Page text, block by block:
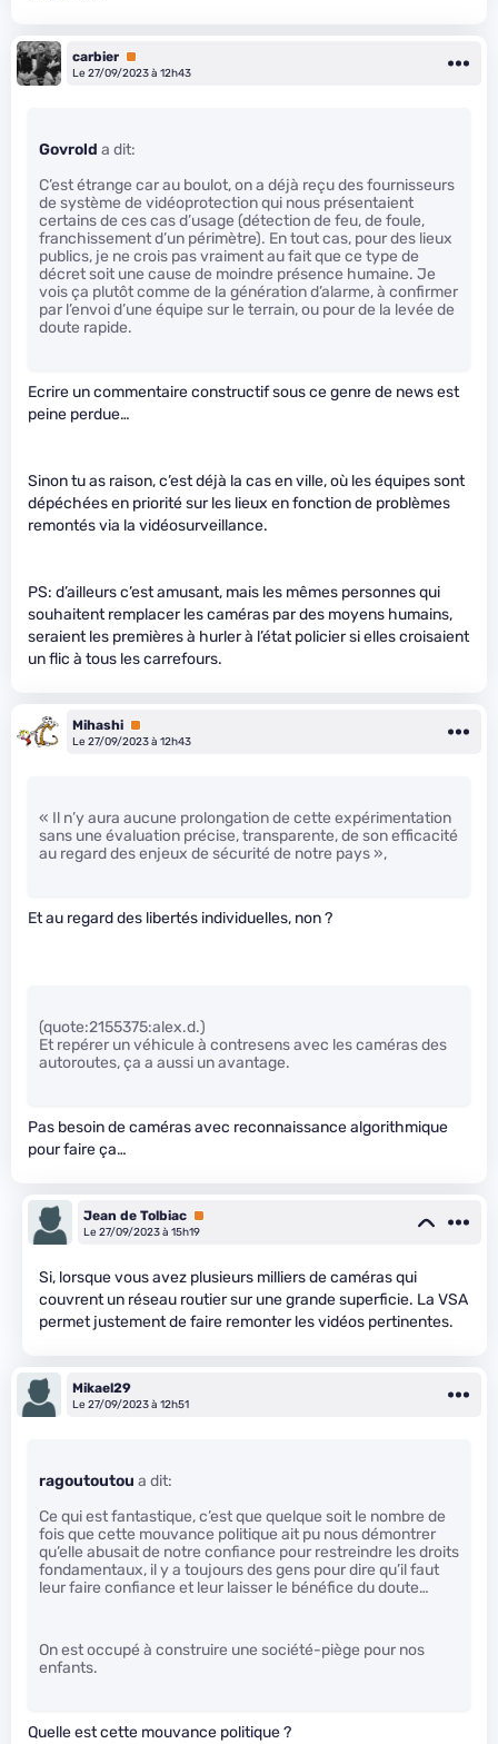
carbier Premium
Le 27/09/2023 à 12h43
Govrold a dit:
C’est étrange car au boulot, on a déjà reçu des fournisseurs
de système de vidéoprotection qui nous présentaient
certains de ces cas d’usage (détection de feu, de foule,
franchissement d’un périmètre). En tout cas, pour des lieux
publics, je ne crois pas vraiment au fait que ce type de
décret soit une cause de moindre présence humaine. Je
vois ça plutôt comme de la génération d’alarme, à confirmer
par l’envoi d’une équipe sur le terrain, ou pour de la levée de
doute rapide.
Ecrire un commentaire constructif sous ce genre de news est
peine perdue…
Sinon tu as raison, c’est déjà la cas en ville, où les équipes sont
dépéchées en priorité sur les lieux en fonction de problèmes
remontés via la vidéosurveillance.
PS: d’ailleurs c’est amusant, mais les mêmes personnes qui
souhaitent remplacer les caméras par des moyens humains,
seraient les premières à hurler à l’état policier si elles croisaient
un flic à tous les carrefours.
Mihashi Premium
Le 27/09/2023 à 12h43
« Il n’y aura aucune prolongation de cette expérimentation
sans une évaluation précise, transparente, de son efficacité
au regard des enjeux de sécurité de notre pays »,
Et au regard des libertés individuelles, non ?
(quote:2155375:alex.d.)
Et repérer un véhicule à contresens avec les caméras des
autoroutes, ça a aussi un avantage.
Pas besoin de caméras avec reconnaissance algorithmique
pour faire ça…
Jean de Tolbiac Premium
Le 27/09/2023 à 15h19
Si, lorsque vous avez plusieurs milliers de caméras qui
couvrent un réseau routier sur une grande superficie. La VSA
permet justement de faire remonter les vidéos pertinentes.
Mikael29
Le 27/09/2023 à 12h51
ragoutoutou a dit:
Ce qui est fantastique, c’est que quelque soit le nombre de
fois que cette mouvance politique ait pu nous démontrer
qu’elle abusait de notre confiance pour restreindre les droits
fondamentaux, il y a toujours des gens pour dire qu’il faut
leur faire confiance et leur laisser le bénéfice du doute…
On est occupé à construire une société-piège pour nos
enfants.
Quelle est cette mouvance politique ?